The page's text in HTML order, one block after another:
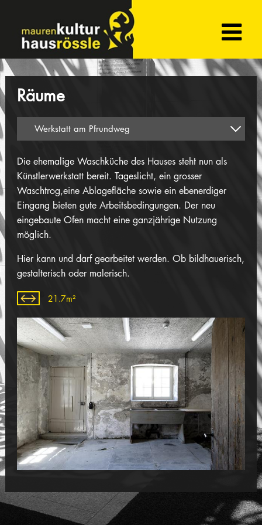
Räume
Die ehemalige Waschküche des Hauses steht nun als
Künstlerwerkstatt bereit. Tageslicht, ein grosser
Waschtrog,eine Ablagefläche sowie ein ebenerdiger
Eingang bieten gute Arbeitsbedingungen. Der neu
eingebaute Ofen macht eine ganzjährige Nutzung
möglich.
Hier kann und darf gearbeitet werden. Ob bildhauerisch,
gestalterisch oder malerisch.
21.7m²